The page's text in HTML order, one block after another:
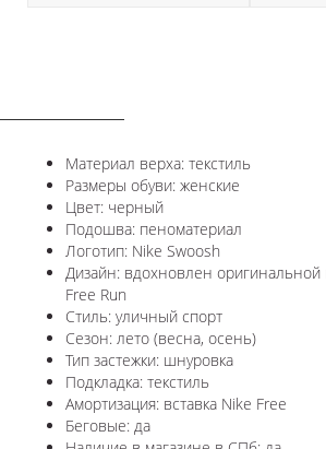
Материал верха: текстиль
Размеры обуви: женские
Цвет: черный
Подошва: пеноматериал
Логотип: Nike Swoosh
Дизайн: вдохновлен
Free Run
Стиль: уличный спорт
Сезон: лето (весна, осень)
Тип застежки: шнуровка
Подкладка: текстиль
Амортизация: вставка Nike Free
Беговые: да